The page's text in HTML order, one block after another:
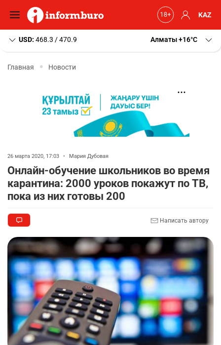
KAZ
USD: 468.3 / 470.9 Алматы+16 C
Главная Новости
26 марта 2020, 17:03 • Мария Дубовая
Онлайн-обучение школьников во время
карантина: 2000 уроков покажут по ТВ,
пока из них готовы 200
Написать автору